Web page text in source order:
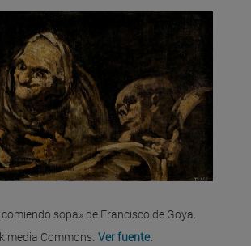
sopa» de Francisco de Goya.
Commons. Ver fuente.